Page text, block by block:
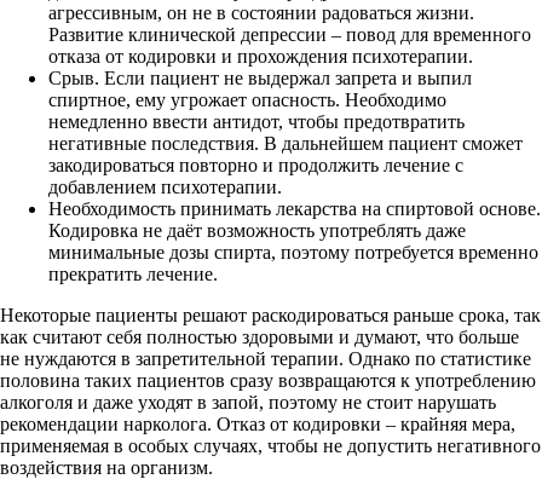
агрессивным, он не в состоянии радоваться жизни.
Развитие клинической депрессии – повод для временного
отказа от кодировки и прохождения психотерапии.
Срыв. Если пациент не выдержал запрета и выпил
спиртное, ему угрожает опасность. Необходимо
немедленно ввести антидот, чтобы предотвратить
негативные последствия. В дальнейшем пациент сможет
закодироваться повторно и продолжить лечение с
добавлением психотерапии.
Необходимость принимать лекарства на спиртовой основе.
Кодировка не даёт возможность употреблять даже
минимальные дозы спирта, поэтому потребуется временно
прекратить лечение.
Некоторые пациенты решают раскодироваться раньше срока, так
как считают себя полностью здоровыми и думают, что больше
не нуждаются в запретительной терапии. Однако по статистике
половина таких пациентов сразу возвращаются к употреблению
алкоголя и даже уходят в запой, поэтому не стоит нарушать
рекомендации нарколога. Отказ от кодировки – крайняя мера,
применяемая в особых случаях, чтобы не допустить негативного
воздействия на организм.